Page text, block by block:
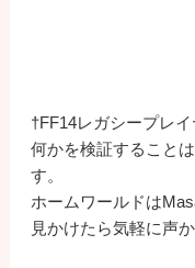
†FF14レガシープレイ
何かを検証すること
す。
ホームワールドは
見かけたら気軽に声